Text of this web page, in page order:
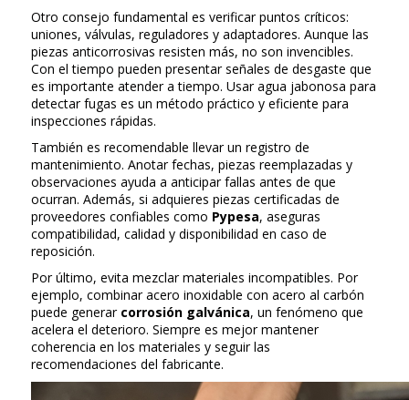
Otro consejo fundamental es verificar puntos críticos:
uniones, válvulas, reguladores y adaptadores. Aunque las
piezas anticorrosivas resisten más, no son invencibles.
Con el tiempo pueden presentar señales de desgaste que
es importante atender a tiempo. Usar agua jabonosa para
detectar fugas es un método práctico y eficiente para
inspecciones rápidas.
También es recomendable llevar un registro de
mantenimiento. Anotar fechas, piezas reemplazadas y
observaciones ayuda a anticipar fallas antes de que
ocurran. Además, si adquieres piezas certificadas de
proveedores confiables como Pypesa, aseguras
compatibilidad, calidad y disponibilidad en caso de
reposición.
Por último, evita mezclar materiales incompatibles. Por
ejemplo, combinar acero inoxidable con acero al carbón
puede generar corrosión galvánica, un fenómeno que
acelera el deterioro. Siempre es mejor mantener
coherencia en los materiales y seguir las
recomendaciones del fabricante.